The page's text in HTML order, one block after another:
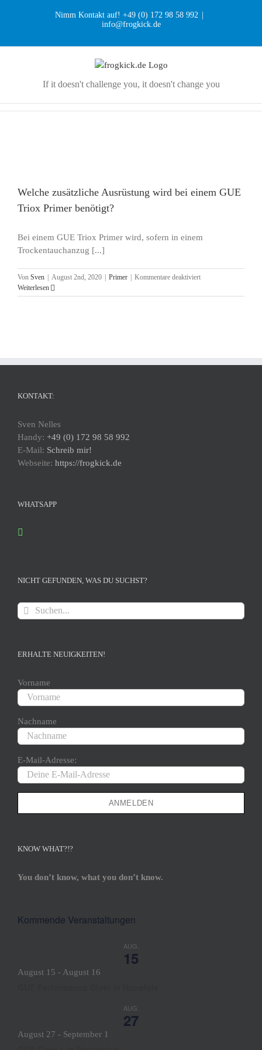
Nimm Kontakt auf! +49 (0) 172 98 58 992
info@frogkick.de
If it doesn't challenge you, it doesn't change you
Welche zusätzliche Ausrüstung wird bei einem GUE
Triox Primer benötigt?
Bei einem GUE Triox Primer wird, sofern in einem
Trockentauchanzug [...]
Von Sven | August 2nd, 2020 | Primer | Kommentare deaktiviertfür
zusätzliche
Weiterlesen
KONTAKT:
Sven Nelles
Handy: +49 (0) 172 98 58 992
E-Mail: Schreib mir!
Webseite: https://frogkick.de
WHATSAPP
NICHT GEFUNDEN, WAS DU SUCHST?
Suche
nach:
ERHALTE NEUIGKEITEN!
Vorname
Nachname
E-Mail-Adresse:
KNOW WHAT?!?
You don’t know, what you don’t know.
Kommende Veranstaltungen
AUG.
15
August 15 - August 16
AUG.
27
August 27 - September 1